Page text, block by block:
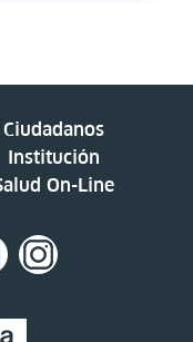
Ciudadanos
Institución
On-Line